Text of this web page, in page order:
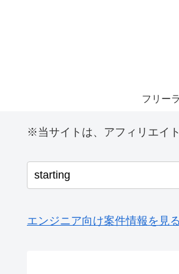
※当サイトは、アフィリエイ
エンジニア向け案件情報を見る